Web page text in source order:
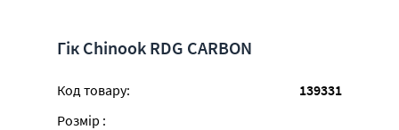
Гік Chinook RDG CARBON
Код товару:
139331
Розмір :